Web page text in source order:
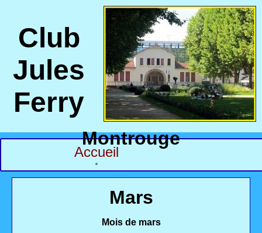
Club
Jules
Ferry
Montrouge
Accueil
Mars
Mois de mars